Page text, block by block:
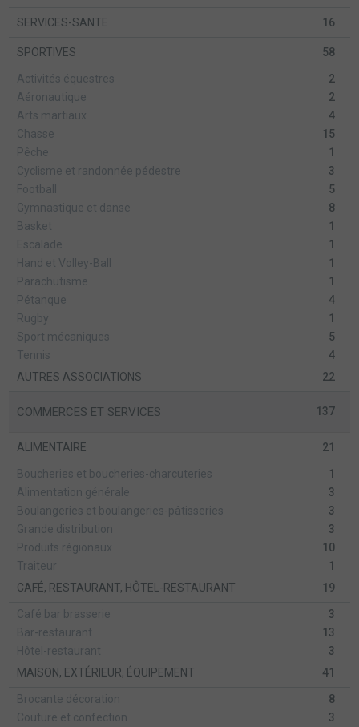
SERVICES-SANTE 16
SPORTIVES 58
Activités équestres
2
Aéronautique
2
Arts martiaux
4
Chasse
15
Pêche
1
Cyclisme et randonnée pédestre
3
Football
5
Gymnastique et danse
8
Basket
1
Escalade
1
Hand et Volley-Ball
1
Parachutisme
1
Pétanque
4
Rugby
1
Sport mécaniques
5
Tennis
4
AUTRES ASSOCIATIONS
22
COMMERCES ET SERVICES 137
ALIMENTAIRE 21
Boucheries et boucheries-charcuteries
1
Alimentation générale
3
Boulangeries et boulangeries-pâtisseries
3
Grande distribution
3
Produits régionaux
10
Traiteur
1
CAFÉ, RESTAURANT, HÔTEL-RESTAURANT
19
Café bar brasserie
3
Bar-restaurant
13
Hôtel-restaurant
3
MAISON, EXTÉRIEUR, ÉQUIPEMENT
41
Brocante décoration
8
Couture et confection
3